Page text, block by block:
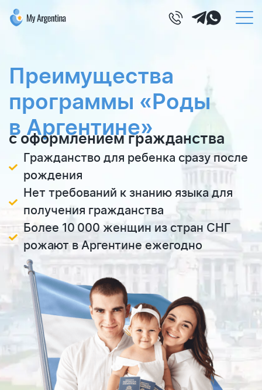
Преимущества
программы «Роды
в Аргентине»
с оформлением гражданства
Гражданство для ребенка сразу после
рождения
Нет требований к знанию языка для
получения гражданства
Более 10 000 женщин из стран СНГ
рожают в Аргентине ежегодно